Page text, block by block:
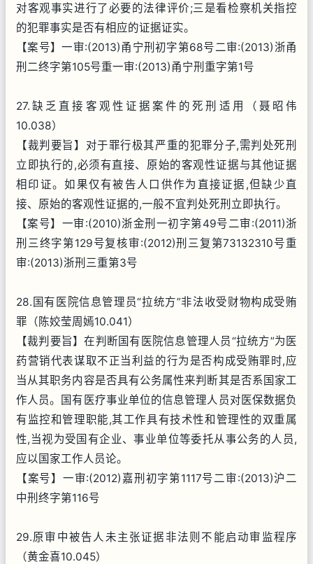
对客观事实进行了必要的法律评价;三是看检察机关指控
的犯罪事实是否有相应的证据证实。
【案号】一审:(2013)甬宁刑初字第68号二审:(2013)浙甬
刑二终字第105号重一审:(2013)甬宁刑重字第1号
27.缺乏直接客观性证据案件的死刑适用（聂昭伟
10.038）
【裁判要旨】对于罪行极其严重的犯罪分子,需判处死刑
立即执行的,必须有直接、原始的客观性证据与其他证据
相印证。如果仅有被告人口供作为直接证据,但缺少直
接、原始的客观性证据的,一般不宜判处死刑立即执行。
【案号】一审:(2010)浙金刑一初字第49号二审:(2011)浙
刑三终字第129号复核审:(2012)刑三复第73132310号重
审:(2013)浙刑三重第3号
28.国有医院信息管理员“拉统方”非法收受财物构成受贿
罪（陈姣莹周嫣10.041）
【裁判要旨】在判断国有医院信息管理人员“拉统方”为医
药营销代表谋取不正当利益的行为是否构成受贿罪时,应
当从其职务内容是否具有公务属性来判断其是否系国家工
作人员。国有医疗事业单位的信息管理人员对医保数据负
有监控和管理职能,其工作具有技术性和管理性的双重属
性,当视为受国有企业、事业单位等委托从事公务的人员,
应以国家工作人员论。
【案号】一审:(2012)嘉刑初字第1117号二审:(2013)沪二
中刑终字第116号
29.原审中被告人未主张证据非法则不能启动审监程序
（黄金喜10.045）